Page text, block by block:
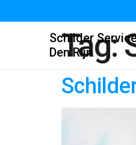
Schilder
Den Rijn
Tag: